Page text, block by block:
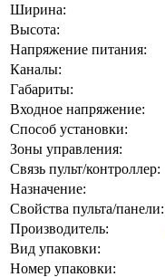
Ширина:
Высота:
Напряжение питания:
Каналы:
Габариты:
Входное напряжение:
Способ установки:
Зоны управления:
Связь пульт/контроллер:
Назначение:
Свойства пульта/панели:
Производитель:
Вид упаковки:
Номер упаковки: